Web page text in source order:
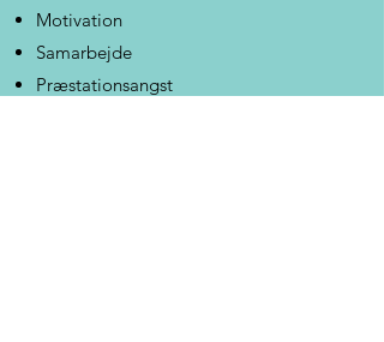
Motivation
Samarbejde
Præstationsangst